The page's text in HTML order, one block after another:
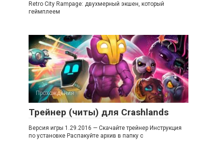
Retro City Rampage: двухмерный экшен, который
геймплеем
Прохождения
Трейнер (читы) для Crashlands
Версия игры 1.29.2016 — Скачайте трейнер Инструкция
по установке Распакуйте архив в папку с